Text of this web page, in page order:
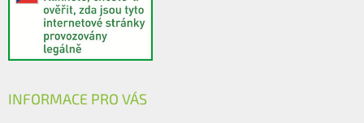
INFORMACE PRO VÁS